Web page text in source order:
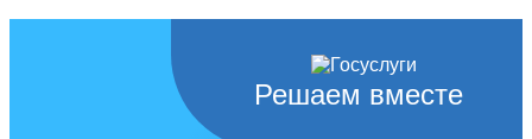
Решаем вместе